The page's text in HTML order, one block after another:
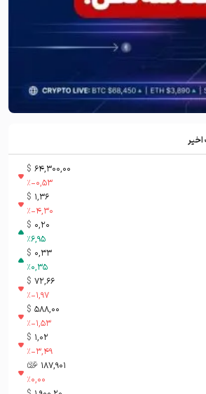
64,300,00
$
%-0,53
1,36
$
%-4,30
0,20
$
%6,95
0,33
$
%0,35
72,66
$
%-1,97
588,00
$
%-1,53
1,02
$
%-3,49
187,901 تومان-ء
%0,00